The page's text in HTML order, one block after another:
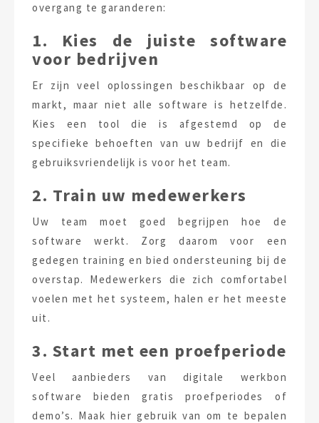
overgang te garanderen:
1. Kies de juiste software
voor bedrijven
Er zijn veel oplossingen beschikbaar op de
markt, maar niet alle software is hetzelfde.
Kies een tool die is afgestemd op de
specifieke behoeften van uw bedrijf en die
gebruiksvriendelijk is voor het team.
2. Train uw medewerkers
Uw team moet goed begrijpen hoe de
software werkt. Zorg daarom voor een
gedegen training en bied ondersteuning bij de
overstap. Medewerkers die zich comfortabel
voelen met het systeem, halen er het meeste
uit.
3. Start met een proefperiode
Veel aanbieders van digitale werkbon
software bieden gratis proefperiodes of
demo’s. Maak hier gebruik van om te bepalen